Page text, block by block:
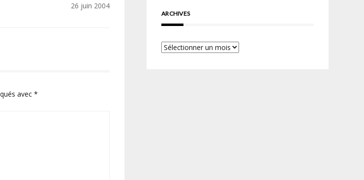
26 juin 2004
avec *
ARCHIVES
Archives